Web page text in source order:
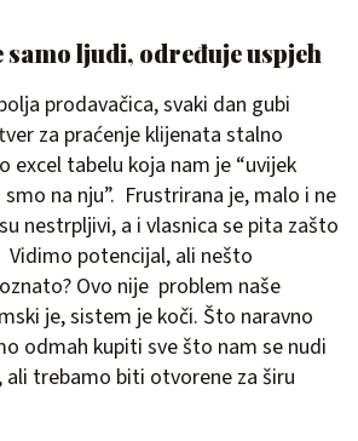
samo ljudi, određuje uspjeh
prodavačica, svaki dan gubi
za praćenje klijenata stalno
excel tabelu koja nam je “uvijek
na nju”. Frustrirana je, malo i ne
nestrpljivi, a i vlasnica se pita zašto
Vidimo potencijal, ali nešto
Ovo nije problem naše
je, sistem je koči. Što naravno
odmah kupiti sve što nam se nudi
ali trebamo biti otvorene za širu